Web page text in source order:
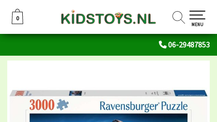
06-29487853
0
0
MENU